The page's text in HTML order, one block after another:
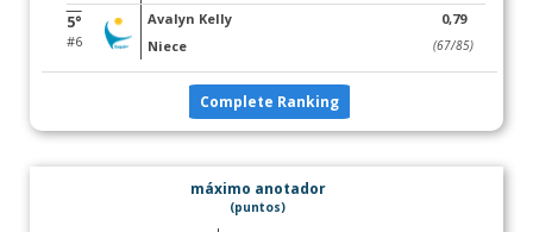
5°
#6
Avalyn Kelly
Niece
0,79
(67/85)
Complete Ranking
máximo anotador
(puntos)